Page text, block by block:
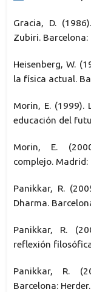
Gracia, D.
Zubiri. Barcelona:
Heisenberg, W.
la física actual.
Morin, E. (1999).
educación del
Morin, E.
complejo. Madrid:
Panikkar, R.
Dharma.
Panikkar, R.
reflexión
Panikkar, R.
Barcelona: Herder.